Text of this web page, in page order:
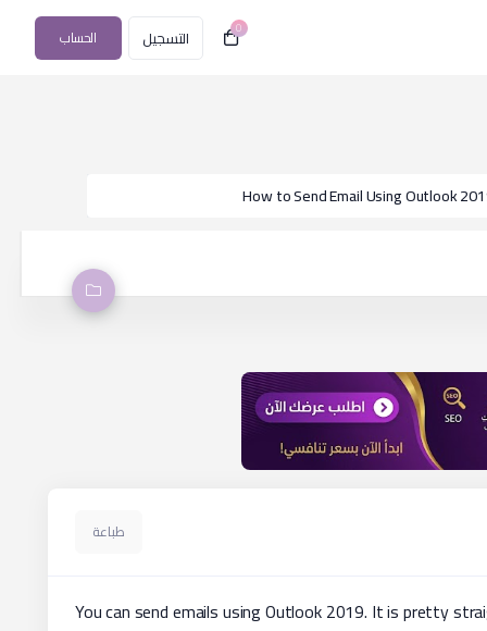
0 التسجيل الحساب
How to Send Email Using Outlook
طباعة
You can send emails using Outlook 2019. It is pretty